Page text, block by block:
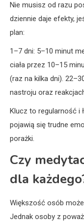
Nie musisz od razu
dziennie daje efekty,
plan:
1–7 dni: 5–10 minut
ciała przez 10–15
(raz na kilka dni).
nastroju oraz
Klucz to regularność i
pojawią się trudne
porażki.
Czy
dla
Większość osób
Jednak osoby z